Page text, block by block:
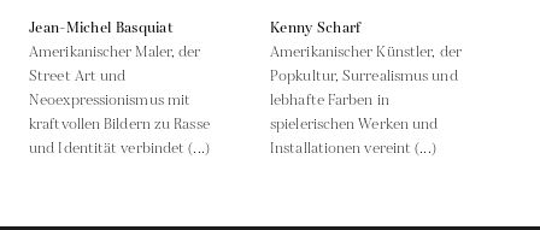
Jean-Michel Basquiat
Amerikanischer Maler, der
Street Art und
Neoexpressionismus mit
kraftvollen Bildern zu Rasse
und Identität verbindet (...)
Kenny Scharf
Amerikanischer Künstler, der
Popkultur, Surrealismus und
lebhafte Farben in
spielerischen Werken und
Installationen vereint (...)